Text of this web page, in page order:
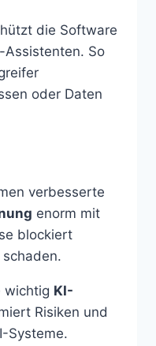
die Software
So
oder Daten
verbesserte
enorm mit
blockiert
wichtig KI-
Risiken und
Systeme.